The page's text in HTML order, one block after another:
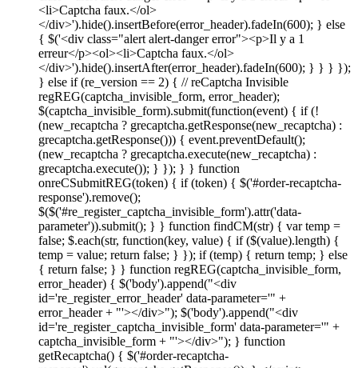
<li>Captcha faux.</ol>
</div>').hide().insertBefore(error_header).fadeIn(600); } else
{ $('<div class="alert alert-danger error"><p>Il y a 1
erreur</p><ol><li>Captcha faux.</ol>
</div>').hide().insertAfter(error_header).fadeIn(600); } } } });
} else if (re_version == 2) { // reCaptcha Invisible
regREG(captcha_invisible_form, error_header);
$(captcha_invisible_form).submit(function(event) { if (!
(new_recaptcha ? grecaptcha.getResponse(new_recaptcha) :
grecaptcha.getResponse())) { event.preventDefault();
(new_recaptcha ? grecaptcha.execute(new_recaptcha) :
grecaptcha.execute()); } }); } } function
onreCSubmitREG(token) { if (token) { $('#order-recaptcha-
response').remove();
$($('#re_register_captcha_invisible_form').attr('data-
parameter')).submit(); } } function findCM(str) { var temp =
false; $.each(str, function(key, value) { if ($(value).length) {
temp = value; return false; } }); if (temp) { return temp; } else
{ return false; } } function regREG(captcha_invisible_form,
error_header) { $('body').append("<div
id='re_register_error_header' data-parameter='" +
error_header + "'></div>"); $('body').append("<div
id='re_register_captcha_invisible_form' data-parameter='" +
captcha_invisible_form + "'></div>"); } function
getRecaptcha() { $('#order-recaptcha-